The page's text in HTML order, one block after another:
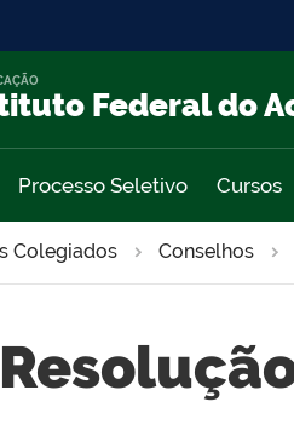
Federal do
Processo Seletivo Cursos
Colegiados Conselhos